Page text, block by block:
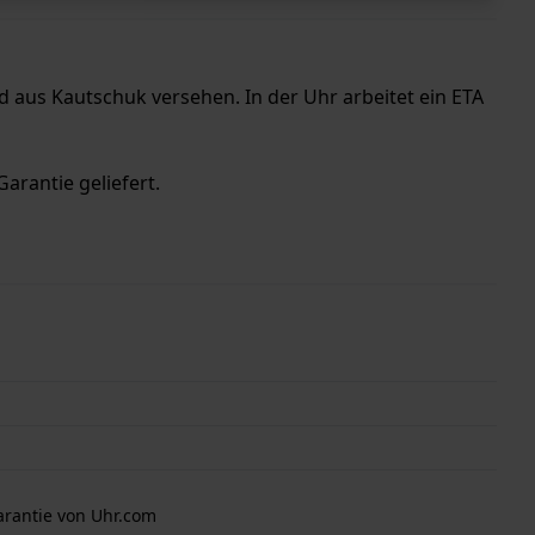
Kautschuk versehen. In der Uhr arbeitet ein ETA
geliefert.
von Uhr.com